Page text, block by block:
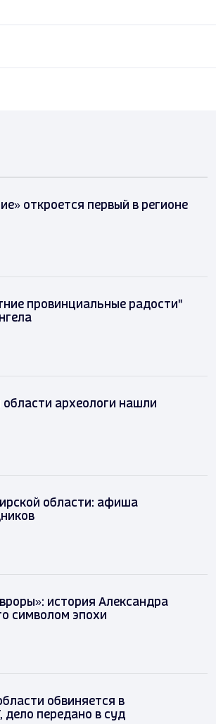
откроется первый в регионе
провинциальные радости"
археологи нашли
области: афиша
история Александра
символом эпохи
обвиняется в
дело передано в суд